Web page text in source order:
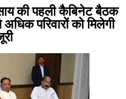
की पहली कैबिनेट बैठक
परिवारों को मिलेगी